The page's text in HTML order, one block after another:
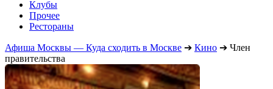
Клубы
Прочее
Рестораны
Афиша Москвы — Куда сходить в Москве ➔ Кино ➔ Член
правительства